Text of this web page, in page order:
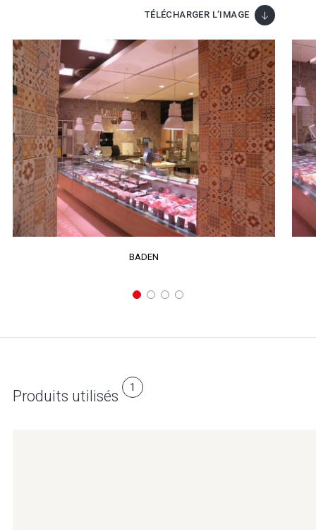
TÉLÉCHARGER L’IMAGE
BADEN
Produits utilisés 1